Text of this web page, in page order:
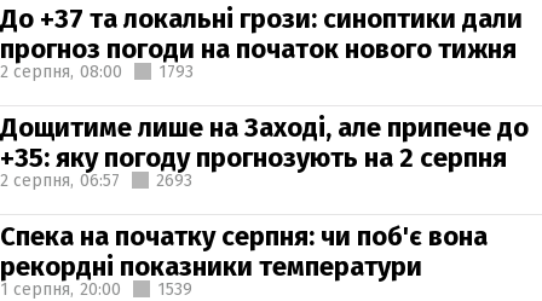
До +37 та локальні грози: синоптики дали
прогноз погоди на початок нового тижня
2 серпня, 08:00 1793
Дощитиме лише на Заході, але припече до
+35: яку погоду прогнозують на 2 серпня
2 серпня, 06:57 2693
Спека на початку серпня: чи поб'є вона
рекордні показники температури
1 серпня, 20:00 1539